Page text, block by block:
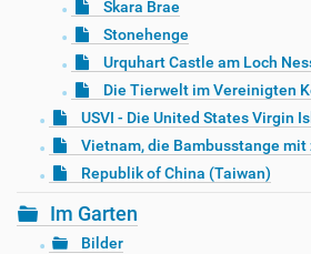
Skara Brae
Stonehenge
Urquhart Castle am Loch
Die Tierwelt im Vereinigten
USVI - Die United States Virgin
Vietnam, die Bambusstange mit
Republik of China (Taiwan)
Im Garten
Bilder